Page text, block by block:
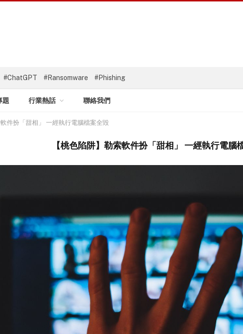
#ChatGPT #Ransomware #Phishing
題 行業熱話 聯絡我們
軟件扮「甜相」 一經執行電腦檔案全毀
【桃色陷阱】勒索軟件扮「甜相」 一經執行電腦